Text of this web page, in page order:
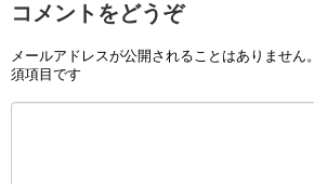
コメントをどうぞ
メールアドレスが公開されることはありません。
須項目です